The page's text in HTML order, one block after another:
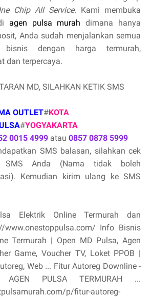
Chip All Service. Kami membuka
agen pulsa murah dimana hanya
Anda sudah menjalankan semua
bisnis dengan harga termurah,
dan terpercaya.
MD, SILAHKAN KETIK SMS
OUTLET#KOTA
#YOGYAKARTA
0015 4999 atau 0857 0878 5999
SMS balasan, silahkan cek
SMS Anda (Nama tidak boleh
Kemudian kirim ulang ke SMS
Elektrik Online Termurah dan
www.onestoppulsa.com/ Info Bisnis
Termurah | Open MD Pulsa, Agen
Game, Voucher TV, Loket PPOB |
Web ... Fitur Autoreg Downline -
AGEN PULSA TERMURAH ...
p/fitur-autoreg-